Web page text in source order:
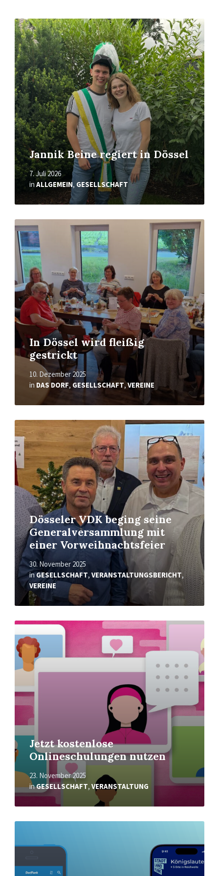
Jannik Beine regiert in Dössel
7. Juli 2026
in ALLGEMEIN, GESELLSCHAFT
Read
More
In Dössel wird fleißig
gestrickt
10. Dezember 2025
in DAS DORF, GESELLSCHAFT,VEREINE
Read
More
Dösseler VDK beging seine
Generalversammlung mit
einer Vorweihnachtsfeier
30. November 2025
inGESELLSCHAFT, VERANSTALTUNGSBERICHT,
VEREINE
Read
More
Jetzt kostenlose
Onlineschulungen nutzen
23. November 2025
inGESELLSCHAFT, VERANSTALTUNG
Read
More
Read